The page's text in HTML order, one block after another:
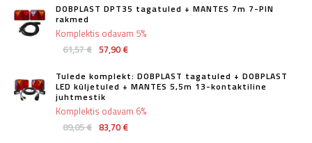
DOBPLAST DPT35 tagatuled + MANTES 7m 7-PIN
rakmed
61,57 € 57,90 €
Komplektis odavam 5%
Tulede komplekt: DOBPLAST tagatuled + DOBPLAST
LED küljetuled + MANTES 5,5m 13-kontaktiline
juhtmestik
89,05 € 83,70 €
Komplektis odavam 6%